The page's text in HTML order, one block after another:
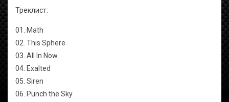
Треклист:
01. Math
02. This Sphere
03. All In Now
04. Exalted
05. Siren
06. Punch the Sky